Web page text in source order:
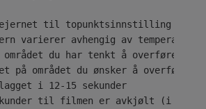
til topunktsinnstilling ( • •
varierer avhengig av
området du har tenkt å overføre
på området du ønsker å overføre
i 12-15 sekunder
til filmen er avkjølt (i